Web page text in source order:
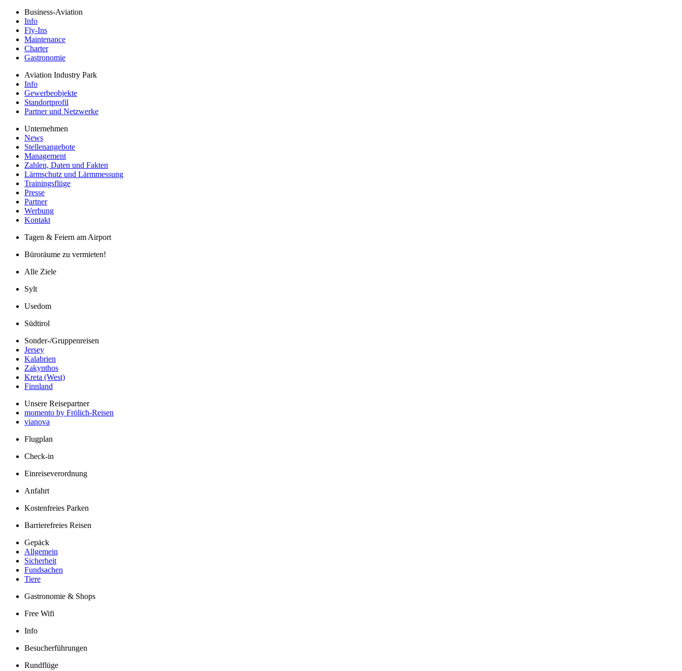
Business-Aviation
Info
Fly-Ins
Maintenance
Charter
Gastronomie
Aviation Industry Park
Info
Gewerbeobjekte
Standortprofil
Partner und Netzwerke
Unternehmen
News
Stellenangebote
Management
Zahlen, Daten und Fakten
Lärmschutz und Lärmmessung
Trainingsflüge
Presse
Partner
Werbung
Kontakt
Tagen & Feiern am Airport
Büroräume zu vermieten!
Alle Ziele
Sylt
Usedom
Südtirol
Sonder-/Gruppenreisen
Jersey
Kalabrien
Zakynthos
Kreta (West)
Finnland
Unsere Reisepartner
momento by Frölich-Reisen
vianova
Flugplan
Check-in
Einreiseverordnung
Anfahrt
Kostenfreies Parken
Barrierefreies Reisen
Gepäck
Allgemein
Sicherheit
Fundsachen
Tiere
Gastronomie & Shops
Free Wifi
Info
Besucherführungen
Rundflüge